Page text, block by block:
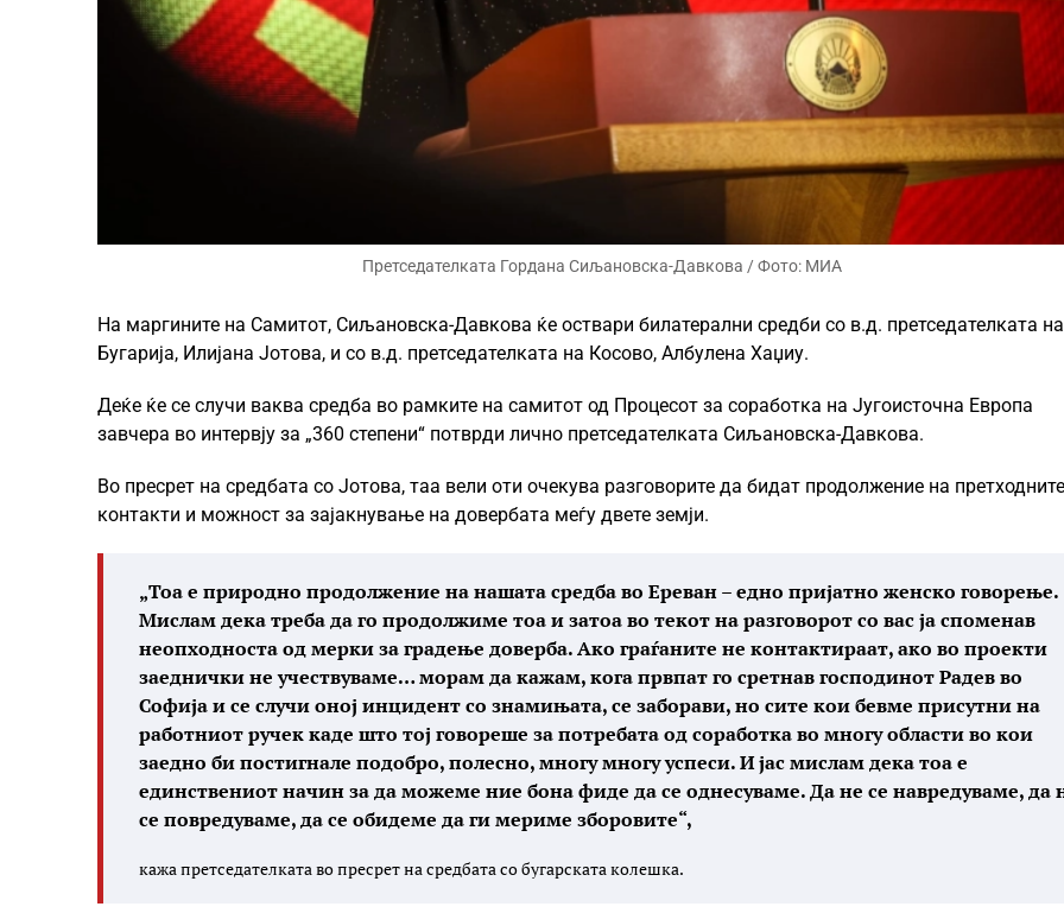
Претседателката Гордана Сиљановска-Давкова / Фото: МИА
На маргините на Самитот, Сиљановска-Давкова ќе оствари билатерални средби со в.д. претседателката на
Бугарија, Илијана Јотова, и со в.д. претседателката на Косово, Албулена Хаџиу.
Деќе ќе се случи ваква средба во рамките на самитот од Процесот за соработка на Југоисточна Европа
завчера во интервју за „360 степени“ потврди лично претседателката Сиљановска-Давкова.
Во пресрет на средбата со Јотова, таа вели оти очекува разговорите да бидат продолжение на претходните
контакти и можност за зајакнување на довербата меѓу двете земји.
„Тоа е природно продолжение на нашата средба во Ереван – едно пријатно женско говорење.
Мислам дека треба да го продолжиме тоа и затоа во текот на разговорот со вас ја споменав
неопходноста од мерки за градење доверба. Ако граѓаните не контактираат, ако во проекти
заеднички не учествуваме… морам да кажам, кога првпат го сретнав господинот Радев во
Софија и се случи оној инцидент со знамињата, се заборави, но сите кои бевме присутни на
работниот ручек каде што тој говореше за потребата од соработка во многу области во кои
заедно би постигнале подобро, полесно, многу многу успеси. И јас мислам дека тоа е
единствениот начин за да можеме ние бона фиде да се однесуваме. Да не се навредуваме, да
се повредуваме, да се обидеме да ги мериме зборовите“,
кажа претседателката во пресрет на средбата со бугарската колешка.